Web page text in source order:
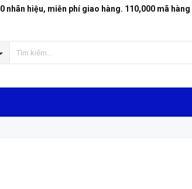
nhãn hiệu, miễn phí giao hàng. 110,000 mã